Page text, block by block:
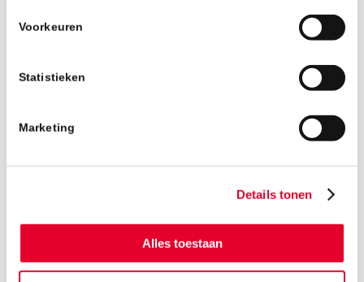
Voorkeuren
Statistieken
Marketing
Details tonen
Alles toestaan